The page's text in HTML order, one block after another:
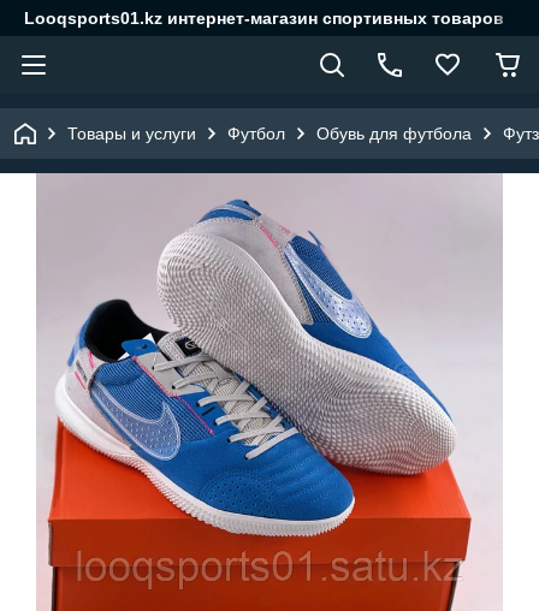
Looqsports01.kz интернет-магазин спортивных товаров
Товары и услуги Футбол Обувь для футбола